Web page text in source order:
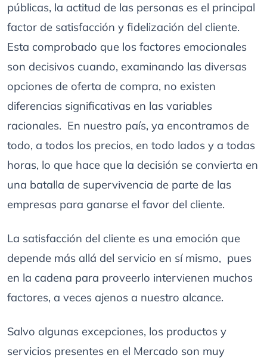
públicas, la actitud de las personas es el principal
factor de satisfacción y fidelización del cliente.
Esta comprobado que los factores emocionales
son decisivos cuando, examinando las diversas
opciones de oferta de compra, no existen
diferencias significativas en las variables
racionales. En nuestro país, ya encontramos de
todo, a todos los precios, en todo lados y a todas
horas, lo que hace que la decisión se convierta en
una batalla de supervivencia de parte de las
empresas para ganarse el favor del cliente.
La satisfacción del cliente es una emoción que
depende más allá del servicio en sí mismo, pues
en la cadena para proveerlo intervienen muchos
factores, a veces ajenos a nuestro alcance.
Salvo algunas excepciones, los productos y
servicios presentes en el Mercado son muy